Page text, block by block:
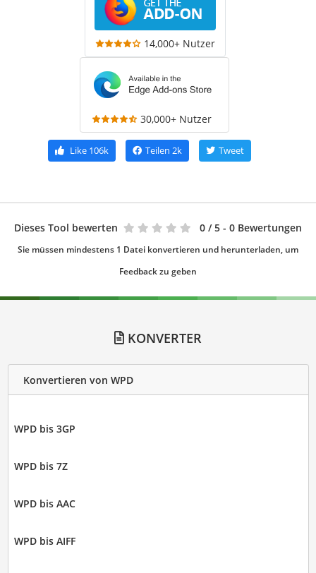
14,000+ Nutzer
30,000+ Nutzer
Like 106k Teilen 2k Tweet
Dieses Tool bewerten 0 / 5 - 0 Bewertungen
Sie müssen mindestens 1 Datei konvertieren und herunterladen, um
Feedback zu geben
KONVERTER
Konvertieren von WPD
WPD bis 3GP
WPD bis 7Z
WPD bis AAC
WPD bis AIFF